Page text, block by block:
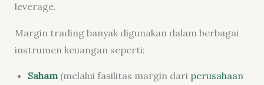
leverage.
Margin trading banyak digunakan dalam berbagai
instrumen keuangan seperti:
Saham(melalui fasilitas margin dari perusahaan